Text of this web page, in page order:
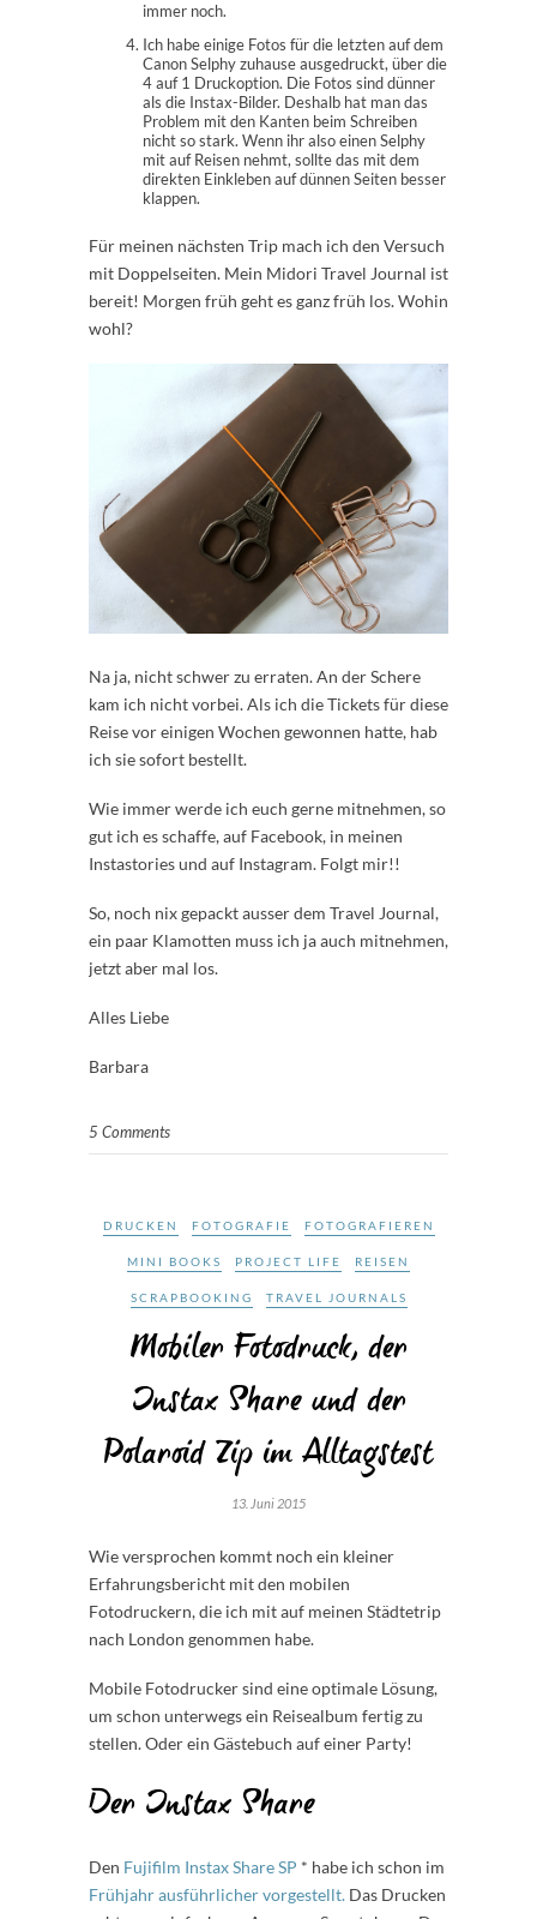
immer noch.
Ich habe einige Fotos für die letzten auf dem
Canon Selphy zuhause ausgedruckt, über die
4 auf 1 Druckoption. Die Fotos sind dünner
als die Instax-Bilder. Deshalb hat man das
Problem mit den Kanten beim Schreiben
nicht so stark. Wenn ihr also einen Selphy
mit auf Reisen nehmt, sollte das mit dem
direkten Einkleben auf dünnen Seiten besser
klappen.
Für meinen nächsten Trip mach ich den Versuch
mit Doppelseiten. Mein Midori Travel Journal ist
bereit! Morgen früh geht es ganz früh los. Wohin
wohl?
Na ja, nicht schwer zu erraten. An der Schere
kam ich nicht vorbei. Als ich die Tickets für diese
Reise vor einigen Wochen gewonnen hatte, hab
ich sie sofort bestellt.
Wie immer werde ich euch gerne mitnehmen, so
gut ich es schaffe, auf Facebook, in meinen
Instastories und auf Instagram. Folgt mir!!
So, noch nix gepackt ausser dem Travel Journal,
ein paar Klamotten muss ich ja auch mitnehmen,
jetzt aber mal los.
Alles Liebe
Barbara
5 Comments
DRUCKEN FOTOGRAFIE FOTOGRAFIEREN
MINI BOOKS PROJECT LIFE REISEN
SCRAPBOOKING TRAVEL JOURNALS
Mobiler Fotodruck, der
Instax Share und der
Polaroid Zip im Alltagstest
13. Juni 2015
Wie versprochen kommt noch ein kleiner
Erfahrungsbericht mit den mobilen
Fotodruckern, die ich mit auf meinen Städtetrip
nach London genommen habe.
Mobile Fotodrucker sind eine optimale Lösung,
um schon unterwegs ein Reisealbum fertig zu
stellen. Oder ein Gästebuch auf einer Party!
Der Instax Share
Den Fujifilm Instax Share SP * habe ich schon im
Frühjahr ausführlicher vorgestellt. Das Drucken